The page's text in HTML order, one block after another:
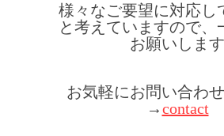
様々なご要望に対応し
と考えていますので、
お願いします
お気軽にお問い合わ
→contact